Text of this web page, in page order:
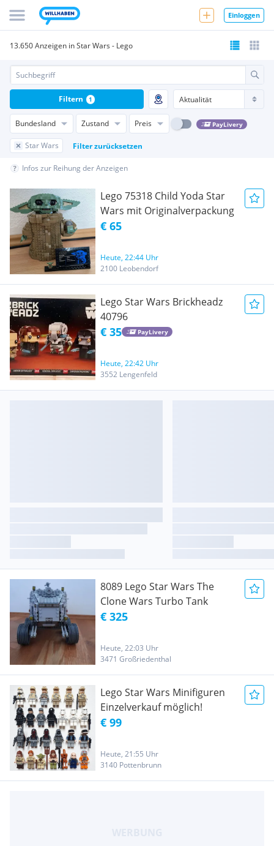
Einloggen
13.650 Anzeigen in Star Wars - Lego
Bundesland Zustand Preis PayLivery
Star Wars Filter zurücksetzen
Filtern 1
Infos zur Reihung der Anzeigen
Lego 75318 Child Yoda Star
Wars mit Originalverpackung
€ 65
Heute, 22:44 Uhr
2100 Leobendorf
Lego Star Wars Brickheadz
40796
€ 35 PayLivery
Heute, 22:42 Uhr
3552 Lengenfeld
8089 Lego Star Wars The
Clone Wars Turbo Tank
€ 325
Heute, 22:03 Uhr
3471 Großriedenthal
Lego Star Wars Minifiguren
Einzelverkauf möglich!
€ 99
Heute, 21:55 Uhr
3140 Pottenbrunn